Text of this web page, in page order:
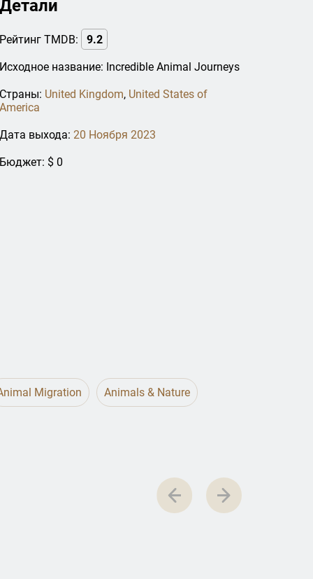
Детали
Рейтинг TMDB: 9.2
Исходное название: Incredible Animal Journeys
Страны: United Kingdom, United States of
America
Дата выхода: 20 Ноября 2023
Бюджет: $ 0
Migration Animals & Nature